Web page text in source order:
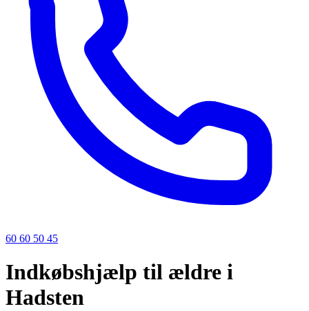
60 60 50 45
Indkøbshjælp til ældre i
Hadsten